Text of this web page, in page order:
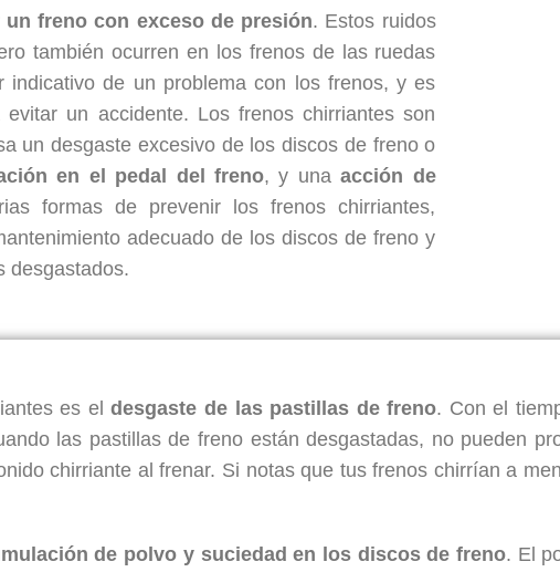
freno con exceso de presión. Estos ruidos
también ocurren en los frenos de las ruedas
de un problema con los frenos, y es
un accidente. Los frenos chirriantes son
un desgaste excesivo de los discos de freno o
en el pedal del freno, y unaacción de
formas de prevenir los frenos chirriantes,
adecuado de los discos de freno y
desgastados.
es eldesgaste de las pastillas de freno. Con el
las pastillas de freno están desgastadas, no pueden
chirriante al frenar. Si notas que tus frenos chirrían a
de polvo y suciedad en los discos de freno. El